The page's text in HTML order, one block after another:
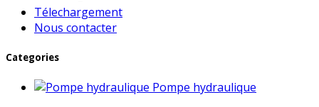
Télechargement
Nous contacter
Categories
Pompe hydraulique